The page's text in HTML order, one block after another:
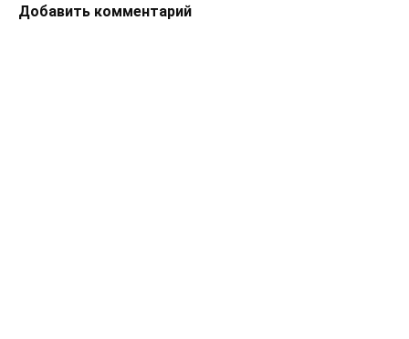
Добавить комментарий